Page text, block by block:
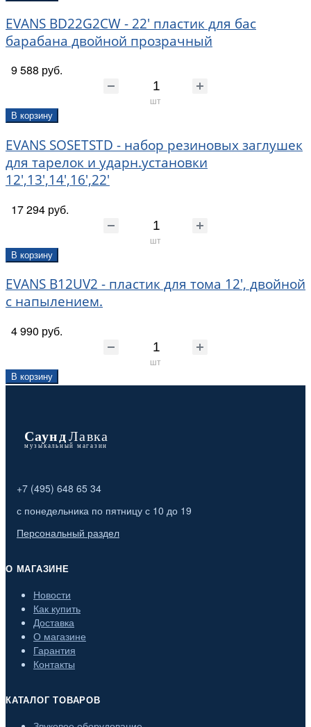
EVANS BD22G2CW - 22' пластик для бас
барабана двойной прозрачный
9 588 руб.
шт
В корзину
EVANS SOSETSTD - набор резиновых заглушек
для тарелок и ударн.установки
12',13',14',16',22'
17 294 руб.
шт
В корзину
EVANS B12UV2 - пластик для тома 12', двойной
с напылением.
4 990 руб.
шт
В корзину
+7 (495) 648 65 34
с понедельника по пятницу с 10 до 19
Персональный раздел
О МАГАЗИНЕ
Новости
Как купить
Доставка
О магазине
Гарантия
Контакты
КАТАЛОГ ТОВАРОВ